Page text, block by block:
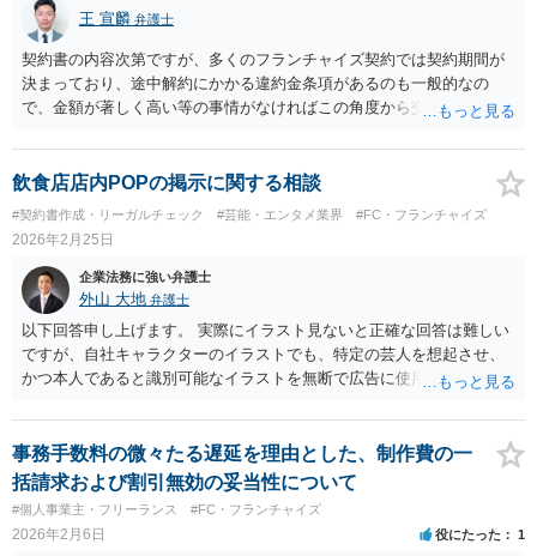
王 宣麟 弁護士
契約書の内容次第ですが、多くのフランチャイズ契約では契約期間が
決まっており、途中解約にかかる違約金条項があるのも一般的なの
で、金額が著しく高い等の事情がなければこの角度から交渉をすると
ないと思うものの、あくまでも相手方の厚意ありきでの交渉になるの
で、その交渉がスムーズに進むとは限りません（相手に応じるメリッ
トがない）。 説明の差異についても、どのような表現でどういった内
容を説明し、どれほどの相違があったのかにもよりますので、ここで
アドバイスするのも限界があると思われます。 一度、契約書とお手元
にある証拠をもって弁護士の相談されてみてはいかがでしょうか。
飲食店店内POPの掲示に関する相談
#契約書作成・リーガルチェック #芸能・エンタメ業界 #FC・フランチャイズ
2026年2月25日
企業法務に強い弁護士
外山 大地 弁護士
以下回答申し上げます。 実際にイラスト見ないと正確な回答は難しい
ですが、自社キャラクターのイラストでも、特定の芸人を想起させ、
かつ本人であると識別可能なイラストを無断で広告に使用すること
は、イラストが芸人本人であることを認識できるか否かが判断基準と
なります。 過去の裁判例では、人気ロック歌手をデフォルメしたイラ
ストについて、ポーズや服装などの特徴に共通点があっても、本人で
あると簡単に分かるほどの似ていないとして侵害が否定された事例は
ございますので、直ちにパブリシティ権侵害になるとは限りません。
安全な表現となると、実物をお見せして弁護士に相談いただくのが良
事務手数料の微々たる遅延を理由とした、制作費の一
括請求および割引無効の妥当性について
#個人事業主・フリーランス #FC・フランチャイズ
2026年2月6日 役にたった 1